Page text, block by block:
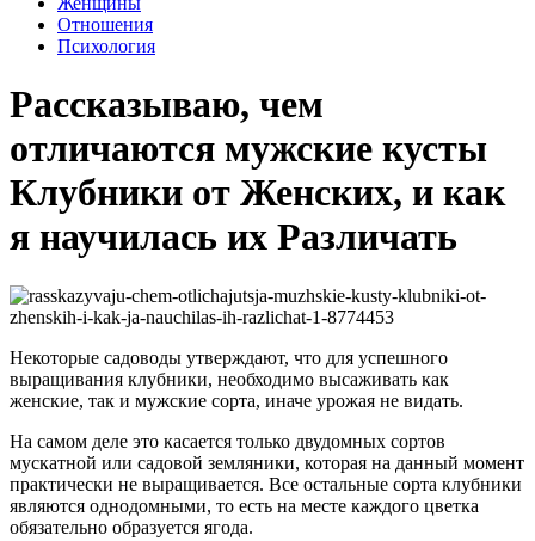
Отношения
Психология
Рассказываю, чем
отличаются мужские кусты
Клубники от Женских, и как
я научилась их Различать
Некоторые садоводы утверждают, что для успешного
выращивания клубники, необходимо высаживать как
женские, так и мужские сорта, иначе урожая не видать.
На самом деле это касается только двудомных сортов
мускатной или садовой земляники, которая на данный момент
практически не выращивается. Все остальные сорта клубники
являются однодомными, то есть на месте каждого цветка
обязательно образуется ягода.